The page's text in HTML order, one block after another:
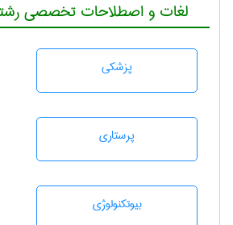
لغات و اصطلاحات تخصصی
پزشكی
پرستاری
بيوتكنولوژی